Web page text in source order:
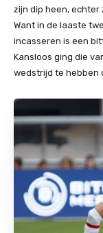
zijn dip heen,
Want in de laaste
incasseren is een
Kansloos ging die
wedstrijd te hebben